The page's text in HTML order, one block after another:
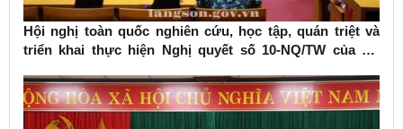
Hội nghị toàn quốc nghiên cứu, học tập, quán triệt và
triển khai thực hiện Nghị quyết số 10-NQ/TW của Bộ